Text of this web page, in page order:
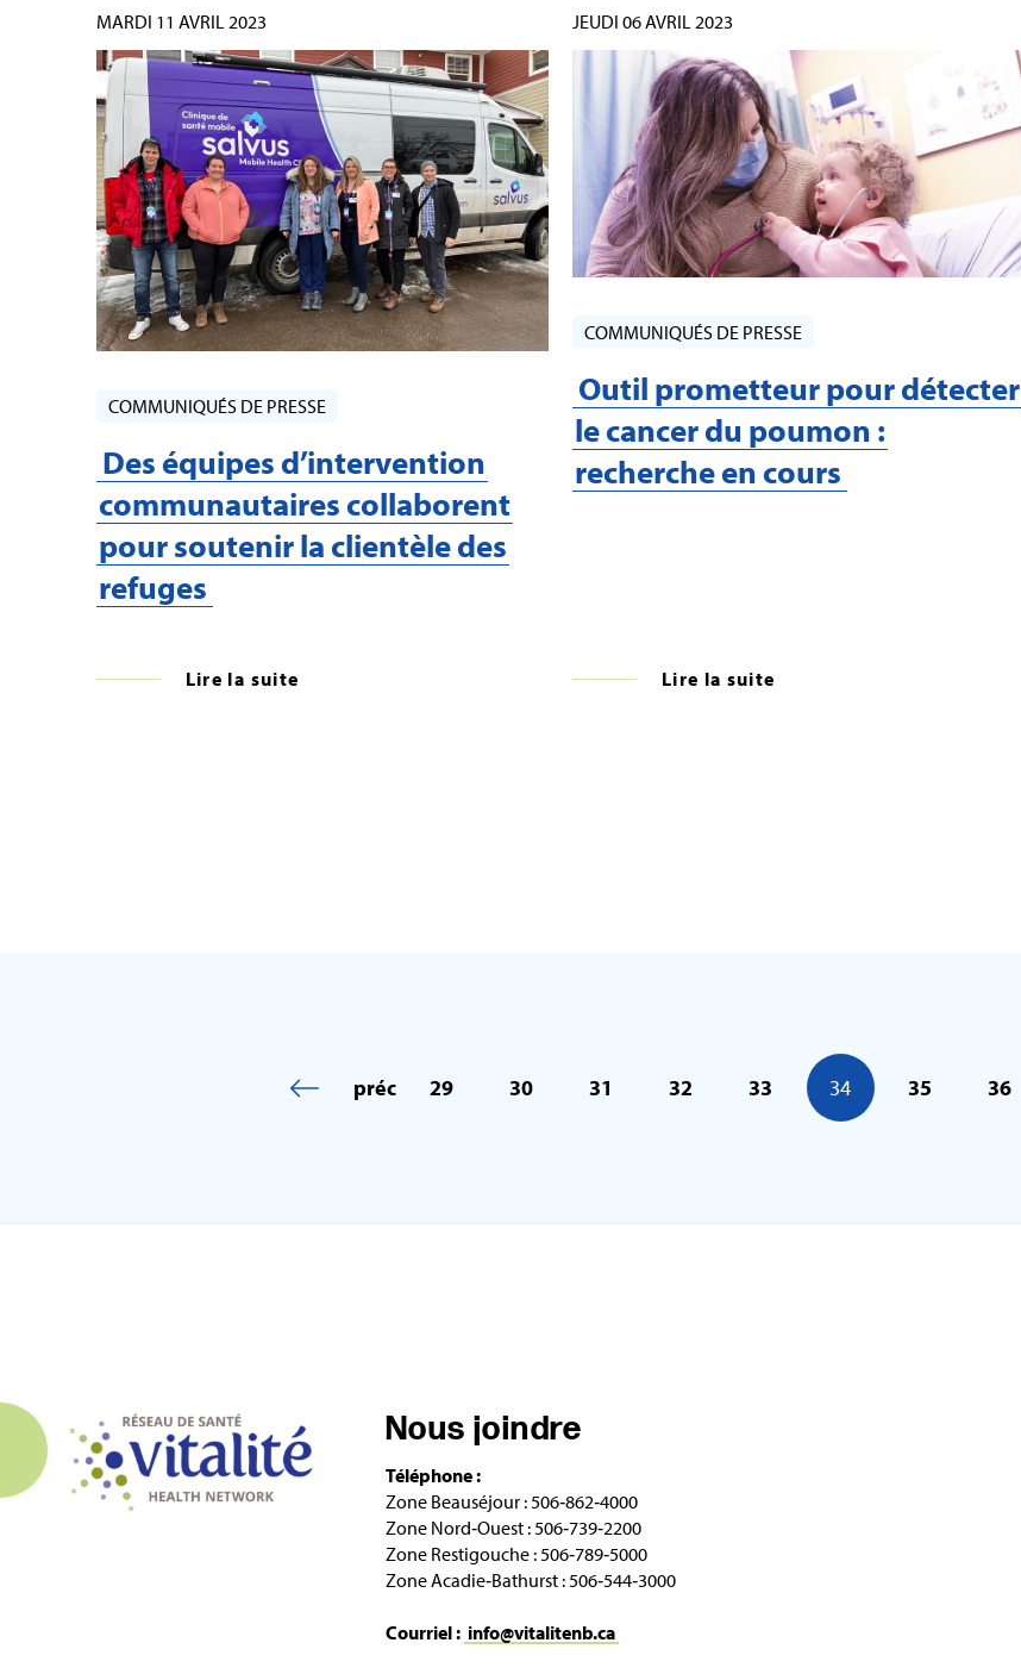
MARDI 11 AVRIL 2023
COMMUNIQUÉS DE PRESSE
Des équipes d’intervention
communautaires collaborent
pour soutenir la clientèle des
refuges
Lire la suite
JEUDI 06 AVRIL 2023
COMMUNIQUÉS DE PRESSE
Outil prometteur pour détecter
le cancer du poumon :
recherche en cours
Lire la suite
préc 29 30 31 32 33 34 35 36
Nous joindre
Téléphone :
Zone Beauséjour : 506‑862‑4000
Zone Nord‑Ouest : 506‑739‑2200
Zone Restigouche : 506‑789‑5000
Zone Acadie‑Bathurst : 506‑544‑3000
Courriel : info@vitalitenb.ca